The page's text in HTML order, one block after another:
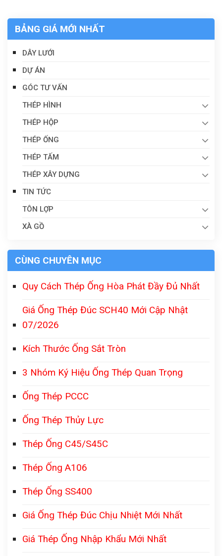
BẢNG GIÁ MỚI NHẤT
DÂY LƯỚI
DỰ ÁN
GÓC TƯ VẤN
THÉP HÌNH
THÉP HỘP
THÉP ỐNG
THÉP TẤM
THÉP XÂY DỰNG
TIN TỨC
TÔN LỢP
XÀ GỒ
CÙNG CHUYÊN MỤC
Quy Cách Thép Ống Hòa Phát Đầy Đủ Nhất
Giá Ống Thép Đúc SCH40 Mới Cập Nhật
07/2026
Kích Thước Ống Sắt Tròn
3 Nhóm Ký Hiệu Ống Thép Quan Trọng
Ống Thép PCCC
Ống Thép Thủy Lực
Thép Ống C45/S45C
Thép Ống A106
Thép Ống SS400
Giá Ống Thép Đúc Chịu Nhiệt Mới Nhất
Giá Thép Ống Nhập Khẩu Mới Nhất